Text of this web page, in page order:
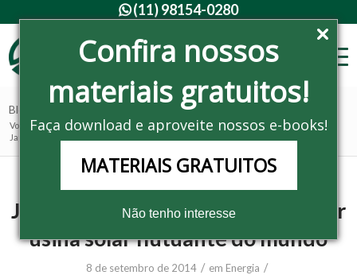
Confira nossos
materiais gratuitos!
Faça download e aproveite nossos e-books!
MATERIAIS GRATUITOS
Não tenho interesse
(11) 98154-0280
Blog - Últimas notícias
Você está aqui: Home / Noticias / Energia /
Japão anuncia construção da maior usina solar flutuante do mundo
Japão anuncia construção da maior
usina solar flutuante do mundo
8 de setembro de 2014 / em Energia /